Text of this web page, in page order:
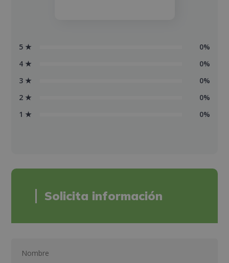
5 ★
0%
4 ★
0%
3 ★
0%
2 ★
0%
1 ★
0%
Solicita información